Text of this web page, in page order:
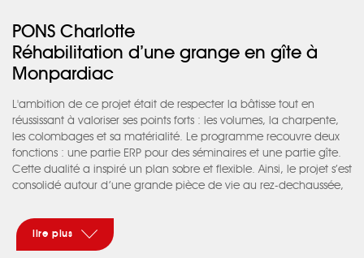
PONS Charlotte
Réhabilitation d’une grange en gîte à
Monpardiac
L'ambition de ce projet était de respecter la bâtisse tout en
réussissant à valoriser ses points forts : les volumes, la charpente,
les colombages et sa matérialité. Le programme recouvre deux
fonctions : une partie ERP pour des séminaires et une partie gîte.
Cette dualité a inspiré un plan sobre et flexible. Ainsi, le projet s’est
consolidé autour d’une grande pièce de vie au rez-dechaussée,
existantes et de grandes fenêtres de toit. Cet espace devient le
coeur du projet, porté par un escalier au garde-corps métallique
massif, teinte rouille, axé en fond de salle. Cette circulation se
lire plus